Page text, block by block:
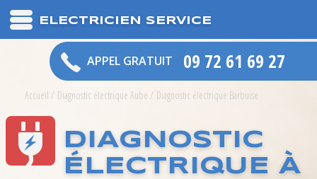
ELECTRICIEN SERVICE
APPEL GRATUIT 09 72 61 69 27
Accueil / Diagnostic électrique Aube / Diagnostic électrique Barbuise
DIAGNOSTIC
ÉLECTRIQUE À